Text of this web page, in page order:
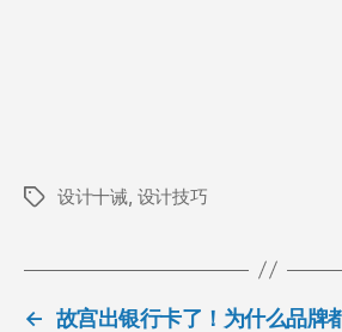
标
设计十诫 设计技巧
← 故宫出银行卡了！为什么品牌